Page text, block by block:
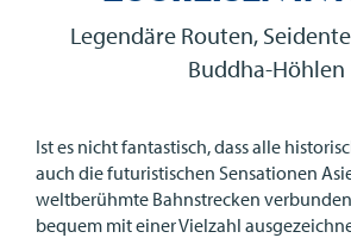
Legendäre Routen,
Buddha-Höhlen
Ist es nicht fantastisch, dass alle
auch die futuristischen Sensationen
weltberühmte Bahnstrecken
bequem mit einer Vielzahl